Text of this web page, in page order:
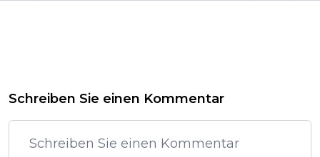
Schreiben Sie einen Kommentar